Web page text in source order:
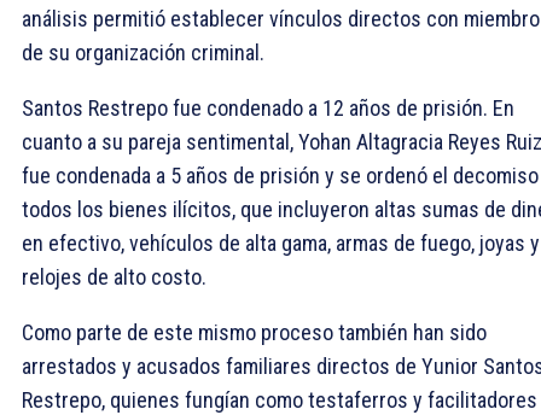
análisis permitió establecer vínculos directos con
de su organización criminal.
Santos Restrepo fue condenado a 12 años de prisión. En
cuanto a su pareja sentimental, Yohan Altagracia Reyes
fue condenada a 5 años de prisión y se ordenó el
todos los bienes ilícitos, que incluyeron altas sumas de
en efectivo, vehículos de alta gama, armas de fuego, joyas y
relojes de alto costo.
Como parte de este mismo proceso también han sido
arrestados y acusados familiares directos de Yunior
Restrepo, quienes fungían como testaferros y facilitadores